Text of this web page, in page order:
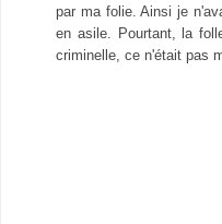
par ma folie. Ainsi je
en asile. Pourtant, la
criminelle, ce n'était pas